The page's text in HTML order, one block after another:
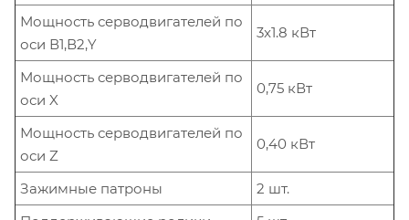
Мощность серводвигателей по
оси В1,В2,Y
3x1.8 кВт
Мощность серводвигателей по
оси X
0,75 кВт
Мощность серводвигателей по
оси Z
0,40 кВт
Зажимные патроны
2 шт.